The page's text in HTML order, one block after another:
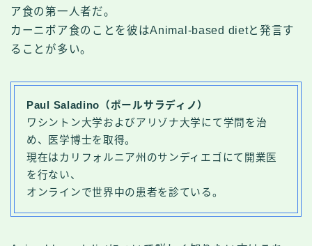
ア食の第一人者だ。
カーニボア食のことを彼はAnimal-based dietと発言す
ることが多い。
Paul Saladino（ポールサラディノ）
ワシントン大学およびアリゾナ大学にて学問を治
め、医学博士を取得。
現在はカリフォルニア州のサンディエゴにて開業医
を行ない、
オンラインで世界中の患者を診ている。